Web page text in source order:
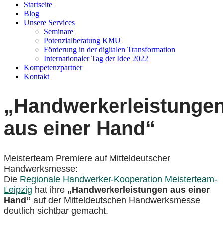
Startseite
Blog
Unsere Services
Seminare
Potenzialberatung KMU
Förderung in der digitalen Transformation
Internationaler Tag der Idee 2022
Kompetenzpartner
Kontakt
aus einer Hand“
Meisterteam Premiere auf Mitteldeutscher
Handwerksmesse:
Die Regionale Handwerker-Kooperation Meisterteam-
Leipzig hat ihre „Handwerkerleistungen aus einer
Hand“ auf der Mitteldeutschen Handwerksmesse
deutlich sichtbar gemacht.